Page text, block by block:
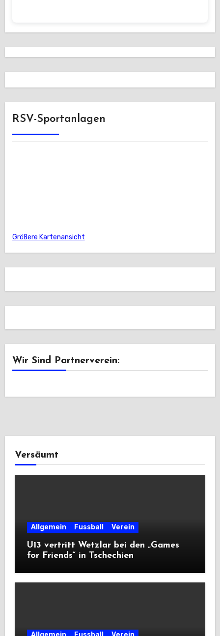
RSV-Sportanlagen
Größere Kartenansicht
Wir Sind Partnerverein:
Versäumt
Allgemein Fussball Verein
U13 vertritt Wetzlar bei den „Games
for Friends“ in Tschechien